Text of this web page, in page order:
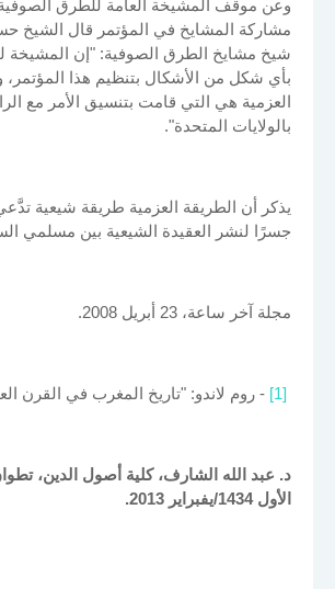
وعن موقف المشيخة العامة للطرق
مشاركة المشايخ في المؤتمر قال الشيخ
شيخ مشايخ الطرق الصوفية: "إن المشيخة
بأي شكل من الأشكال بتنظيم هذا المؤتمر،
العزمية هي التي قامت بتنسيق الأمر مع
بالولايات المتحدة".
يذكر أن الطريقة العزمية طريقة شيعية
جسرًا لنشر العقيدة الشيعية بين مسلمي
مجلة آخر ساعة، 23 أبريل 2008.
[1] - روم لاندو: "تاريخ المغرب في القرن
د. عبد الله الشارف، كلية أصول الدين،
الأول 1434/يفبراير 2013.